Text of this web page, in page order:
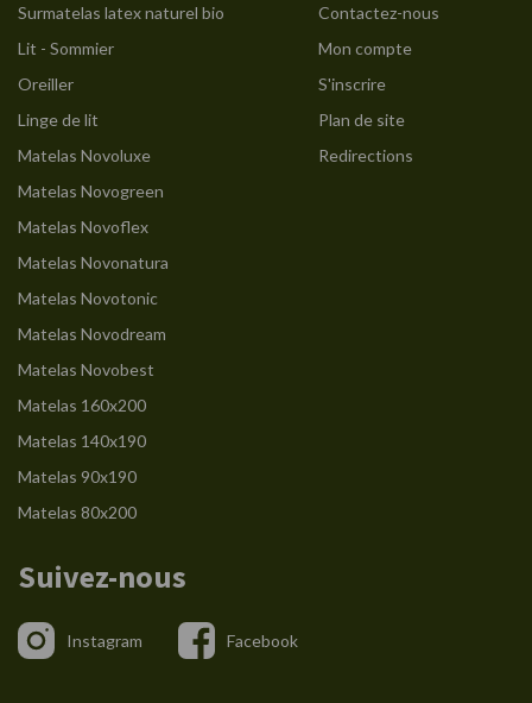
Surmatelas latex naturel bio
Lit - Sommier
Oreiller
Linge de lit
Matelas Novoluxe
Matelas Novogreen
Matelas Novoflex
Matelas Novonatura
Matelas Novotonic
Matelas Novodream
Matelas Novobest
Matelas 160x200
Matelas 140x190
Matelas 90x190
Matelas 80x200
Contactez-nous
Mon compte
S'inscrire
Plan de site
Redirections
Suivez-nous
Instagram Facebook